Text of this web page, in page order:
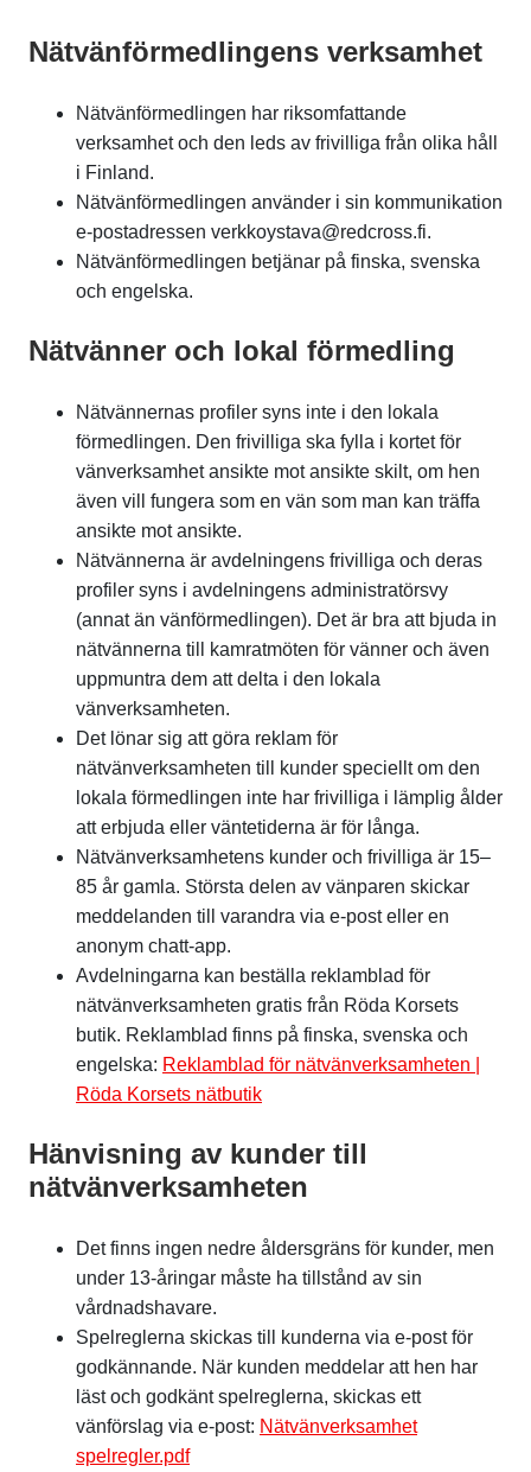
Nätvänförmedlingens verksamhet
Nätvänförmedlingen har riksomfattande
verksamhet och den leds av frivilliga från olika håll
i Finland.
Nätvänförmedlingen använder i sin kommunikation
e-postadressen verkkoystava@redcross.fi.
Nätvänförmedlingen betjänar på finska, svenska
och engelska.
Nätvänner och lokal förmedling
Nätvännernas profiler syns inte i den lokala
förmedlingen. Den frivilliga ska fylla i kortet för
vänverksamhet ansikte mot ansikte skilt, om hen
även vill fungera som en vän som man kan träffa
ansikte mot ansikte.
Nätvännerna är avdelningens frivilliga och deras
profiler syns i avdelningens administratörsvy
(annat än vänförmedlingen). Det är bra att bjuda in
nätvännerna till kamratmöten för vänner och även
uppmuntra dem att delta i den lokala
vänverksamheten.
Det lönar sig att göra reklam för
nätvänverksamheten till kunder speciellt om den
lokala förmedlingen inte har frivilliga i lämplig ålder
att erbjuda eller väntetiderna är för långa.
Nätvänverksamhetens kunder och frivilliga är 15–
85 år gamla. Största delen av vänparen skickar
meddelanden till varandra via e-post eller en
anonym chatt-app.
Avdelningarna kan beställa reklamblad för
nätvänverksamheten gratis från Röda Korsets
butik. Reklamblad finns på finska, svenska och
engelska: Reklamblad för nätvänverksamheten |
Röda Korsets nätbutik
Hänvisning av kunder till
nätvänverksamheten
Det finns ingen nedre åldersgräns för kunder, men
under 13-åringar måste ha tillstånd av sin
vårdnadshavare.
Spelreglerna skickas till kunderna via e-post för
godkännande. När kunden meddelar att hen har
läst och godkänt spelreglerna, skickas ett
vänförslag via e-post: Nätvänverksamhet
spelregler.pdf